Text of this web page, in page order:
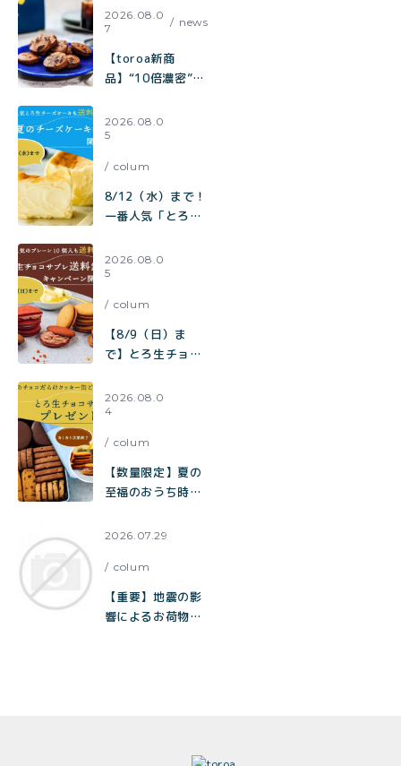
2026.08.0
7
news
【toroa新商
品】“10倍濃密”カ
とくちで、コーヒ
ーが欲しくなる。
しキャラメルのチ
ャンククッキー』
が新登場！
2026.08.0
5
colum
8/12（水）まで！
一番人気「とろ生
【送料無料】
toroa夏のチーズ
2026.08.0
5
colum
【8/9（日）ま
で】とろ生チョコ
ャンペーン開催
中！
2026.08.0
4
colum
【数量限定】夏の
至福のおうち時間
だらけクッキー缶
ョコサブレをプレ
ゼント
2026.07.29
colum
【重要】地震の影
響によるお荷物の